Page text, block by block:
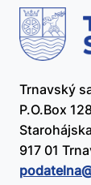
Trnavský
P.O.Box
917 01